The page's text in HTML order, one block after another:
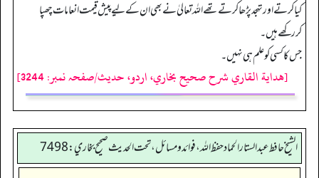
کیا کرتے اور تہجد پڑھا کرتے تھے اللہ تعالیٰ نے بھی ان کے لیے پیش قیمت انعامات چھپا
کررکھے ہیں۔
جس کا کسی کو علم ہی نہیں۔
[هداية القاري شرح صحيح بخاري، اردو، حدیث/صفحہ نمبر: 3244]
الشيخ حافط عبدالستار الحماد حفظ الله، فوائد و مسائل، تحت الحديث صحيح بخاري:7498